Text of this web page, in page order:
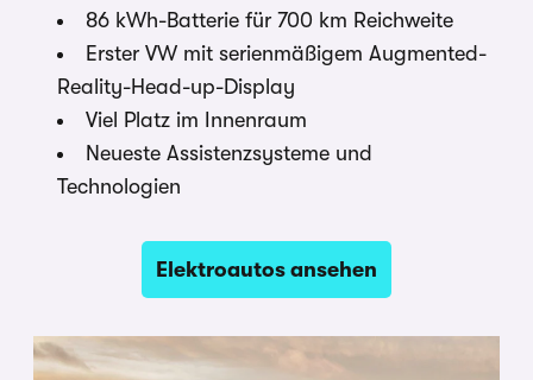
86 kWh-Batterie für 700 km Reichweite
Erster VW mit serienmäßigem Augmented-
Reality-Head-up-Display
Viel Platz im Innenraum
Neueste Assistenzsysteme und
Technologien
Elektroautos ansehen